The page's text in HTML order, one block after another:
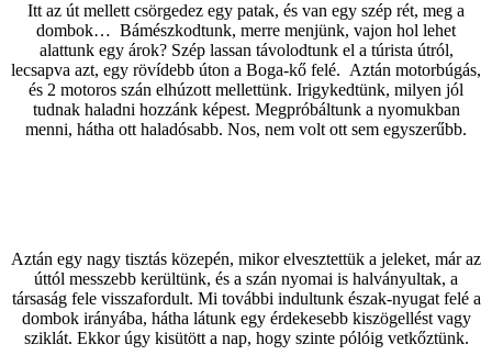
Itt az út mellett csörgedez egy patak, és van egy szép rét, meg a
dombok… Bámészkodtunk, merre menjünk, vajon hol lehet
alattunk egy árok? Szép lassan távolodtunk el a túrista útról,
lecsapva azt, egy rövídebb úton a Boga-kő felé. Aztán motorbúgás,
és 2 motoros szán elhúzott mellettünk. Irigykedtünk, milyen jól
tudnak haladni hozzánk képest. Megpróbáltunk a nyomukban
menni, hátha ott haladósabb. Nos, nem volt ott sem egyszerűbb.
Aztán egy nagy tisztás közepén, mikor elvesztettük a jeleket, már az
úttól messzebb kerültünk, és a szán nyomai is halványultak, a
társaság fele visszafordult. Mi további indultunk észak-nyugat felé a
dombok irányába, hátha látunk egy érdekesebb kiszögellést vagy
sziklát. Ekkor úgy kisütött a nap, hogy szinte pólóig vetkőztünk.